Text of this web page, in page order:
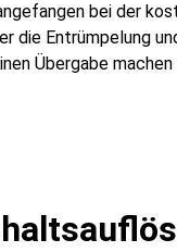
bei der
die Entrümpelung
Übergabe machen